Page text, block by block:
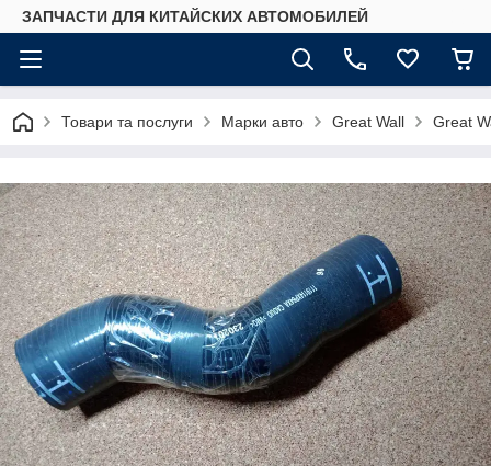
ЗАПЧАСТИ ДЛЯ КИТАЙСКИХ АВТОМОБИЛЕЙ
Товари та послуги Марки авто Great Wall Great